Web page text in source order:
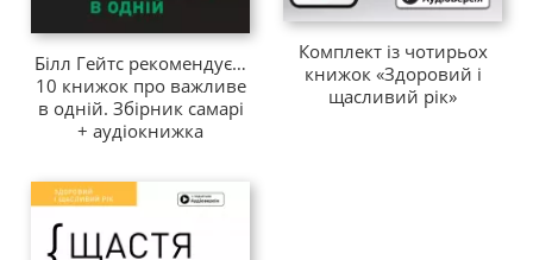
Білл Гейтс рекомендує…
10 книжок про важливе
в одній. Збірник самарі
+ аудіокнижка
Комплект із чотирьох
книжок «Здоровий і
щасливий рік»